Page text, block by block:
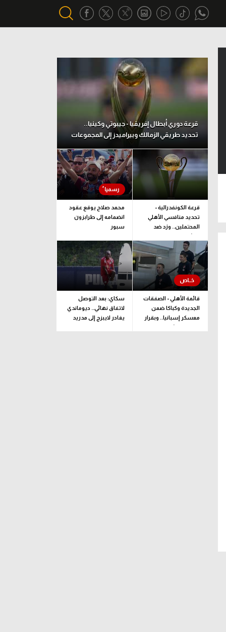
أقسام خاصة
Gamers
ميركاتو
تحقيق في الجول
تقرير في الجول
تحليل في الجول
حكايات في الجول
كويز في الجول
فيديو في الجول
قرعة دوري أبطال إفريقيا - جيبوتي وكينيا..
تحديد طريقي الزمالك وبيراميدز إلى المجموعات
قرعة الكونفدرالية -
تحديد منافسي الأهلي
المحتملين.. وزد ضد
ممثل جيبوتي
محمد صلاح يوقع عقود
انضمامه إلى طرابزون
سبور
قائمة الأهلي - الصفقات
الجديدة وكباكا ضمن
معسكر إسبانيا.. وبقرار
يلحق بالبعثة
سكاي: بعد التوصل
لاتفاق نهائي.. ديوماندي
يغادر لايبزج إلى مدريد